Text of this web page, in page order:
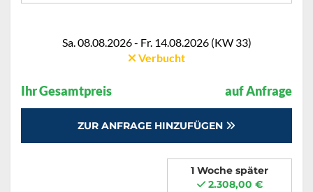
Sa. 08.08.2026 - Fr. 14.08.2026 (KW 33)
Verbucht
Ihr Gesamtpreis auf Anfrage
ZUR ANFRAGE HINZUFÜGEN
1 Woche später
2.308,00 €